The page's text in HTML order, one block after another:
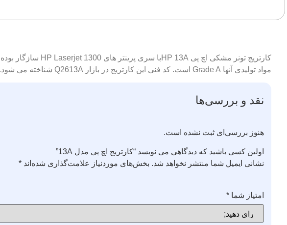
مواد تولیدی آنها Grade A است. کد فنی این کارتریج در بازار Q2613A شناخته می شود.
نقد و بررسی‌ها
هنوز بررسی‌ای ثبت نشده است.
اولین کسی باشید که دیدگاهی می نویسد “کارتریج اچ پی مدل 13A”
نشانی ایمیل شما منتشر نخواهد شد. بخش‌های موردنیاز علامت‌گذاری شده‌اند *
امتیاز شما *